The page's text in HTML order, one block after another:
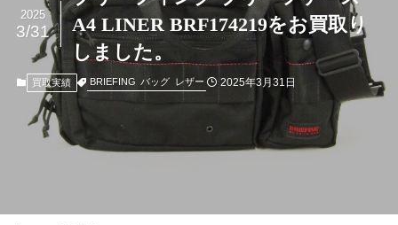
A4 LINER BRF174219をお買取り
しました。
2025
3/31
買取実績 BRIEFING バッグ レザー 2025年3月31日